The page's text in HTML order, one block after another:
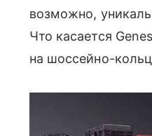
возможно,
Что касается
на шоссейно-